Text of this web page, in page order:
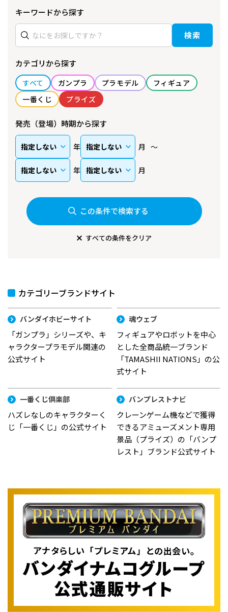
キーワードから探す
検索
カテゴリから探す
すべて ガンプラ プラモデル
フィギュア
一番くじ
プライズ
発売（登場）時期から探す
年 月
年 月
この条件で検索する
すべての条件をクリア
カテゴリーブランドサイト
バンダイホビーサイト
「ガンプラ」シリーズや、キ
ャラクタープラモデル関連の
公式サイト
魂ウェブ
フィギュアやロボットを中心
とした全商品統一ブランド
「TAMASHII NATIONS」の公
式サイト
一番くじ倶楽部
ハズレなしのキャラクターく
じ「一番くじ」の公式サイト
バンプレストナビ
クレーンゲーム機などで獲得
できるアミューズメント専用
景品（プライズ）の「バンプ
レスト」ブランド公式サイト